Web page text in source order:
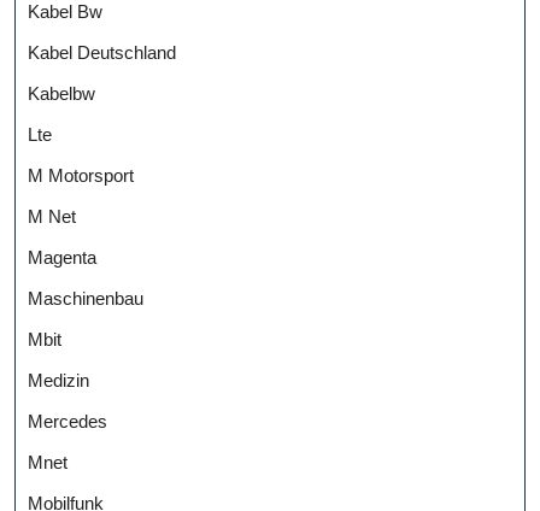
Kabel Bw
Kabel Deutschland
Kabelbw
Lte
M Motorsport
M Net
Magenta
Maschinenbau
Mbit
Medizin
Mercedes
Mnet
Mobilfunk